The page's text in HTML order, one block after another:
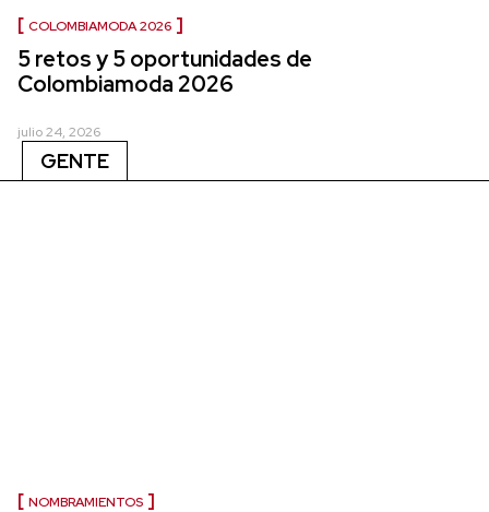
COLOMBIAMODA 2026
5 retos y 5 oportunidades de
Colombiamoda 2026
julio 24, 2026
GENTE
NOMBRAMIENTOS